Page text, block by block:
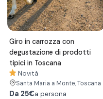
Giro in carrozza con
degustazione di prodotti
tipici in Toscana
Novità
Santa Maria a Monte, Toscana
Da 25€a persona